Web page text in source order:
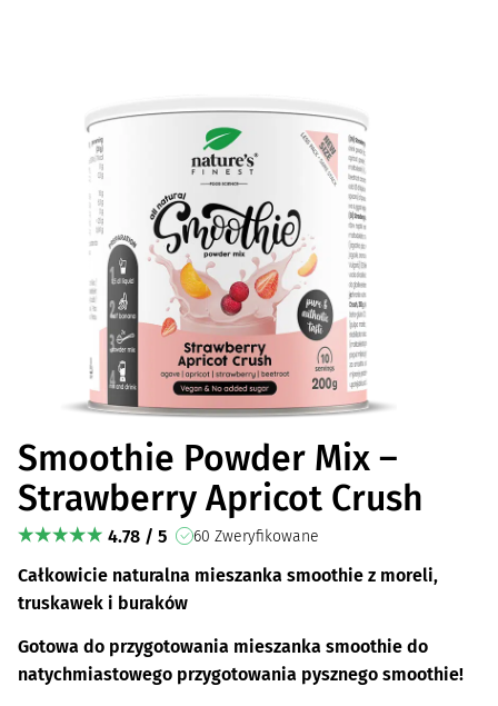
Smoothie Powder Mix –
Strawberry Apricot Crush
4.78 / 5 60 Zweryfikowane
Całkowicie naturalna mieszanka smoothie z moreli,
truskawek i buraków
Gotowa do przygotowania mieszanka smoothie do
natychmiastowego przygotowania pysznego smoothie!